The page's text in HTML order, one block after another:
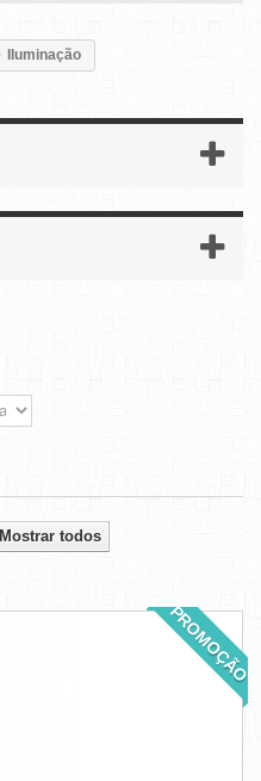
Iluminação
Mostrar todos
PROMOÇÃO